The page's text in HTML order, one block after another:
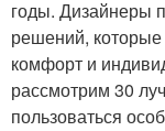
годы. Дизайнеры
решений, которые
комфорт и
рассмотрим 30
пользоваться